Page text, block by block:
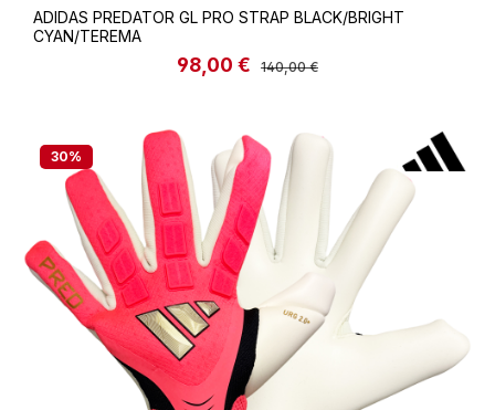
ADIDAS PREDATOR GL PRO STRAP BLACK/BRIGHT
CYAN/TEREMA
Verkaufspreis:
98,00 € Regulärer Preis:
140,00 €
30%